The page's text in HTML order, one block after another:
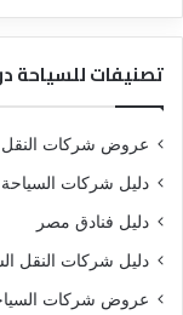
تصنيفات للسياحة
عروض شركات النقل
دليل شركات
دليل فنادق مصر
دليل شركات النقل
عروض شركات